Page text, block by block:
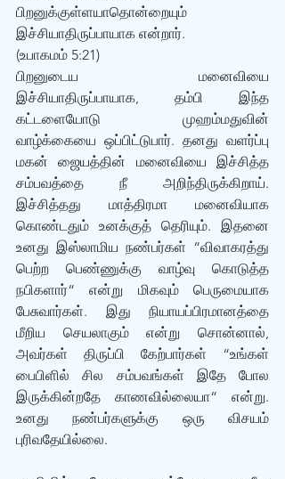
பிறனுக்குள்ளயாதொன்றையும்
இச்சியாதிருப்பாயாக என்றார்.
(உபாகமம் 5:21)
பிறனுடைய மனைவியை
இச்சியாதிருப்பாயாக, தம்பி இந்த
கட்டளையோடு முஹம்மதுவின்
வாழ்க்கையை ஒப்பிட்டுபார். தனது வளர்ப்பு
மகன் ஜையத்தின் மனைவியை இச்சித்த
சம்பவத்தை நீ அறிந்திருக்கிறாய்.
இச்சித்தது மாத்திரமா மனைவியாக
கொண்டதும் உனக்குத் தெரியும். இதனை
உனது இஸ்லாமிய நண்பர்கள் “விவாகரத்து
பெற்ற பெண்ணுக்கு வாழ்வு கொடுத்த
நபிகளார்“ என்று மிகவும் பெருமையாக
பேசுவார்கள். இது நியாயப்பிரமானத்தை
மீறிய செயலாகும் என்று சொன்னால்,
அவர்கள் திருப்பி கேற்பார்கள் “உங்கள்
பைபிளில் சில சம்பவங்கள் இதே போல
இருக்கின்றதே காணவில்லையா“ என்று.
உனது நண்பர்களுக்கு ஒரு விசயம்
புரிவதேயில்லை.